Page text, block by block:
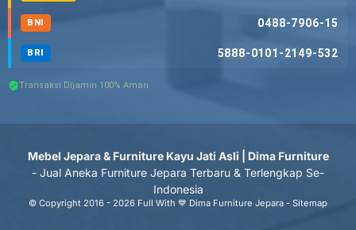
BNI 0488-7906-15
BRI 5888-0101-2149-532
Transaksi Dijamin 100% Aman
Mebel Jepara & Furniture Kayu Jati Asli | Dima Furniture
- Jual Aneka Furniture Jepara Terbaru & Terlengkap Se-
Indonesia
© Copyright 2016 - 2026 Full With 💙 Dima Furniture Jepara - Sitemap